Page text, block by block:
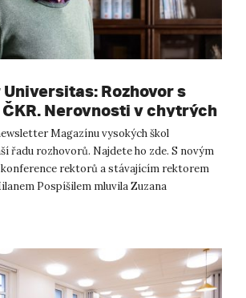
Rozhovor s
Nerovnosti v chytrých
Večerníček
Magazínu vysokých škol
řadu rozhovorů. Najdete ho zde. S novým
konference rektorů a stávajícím rektorem
Pospíšilem mluvila Zuzana